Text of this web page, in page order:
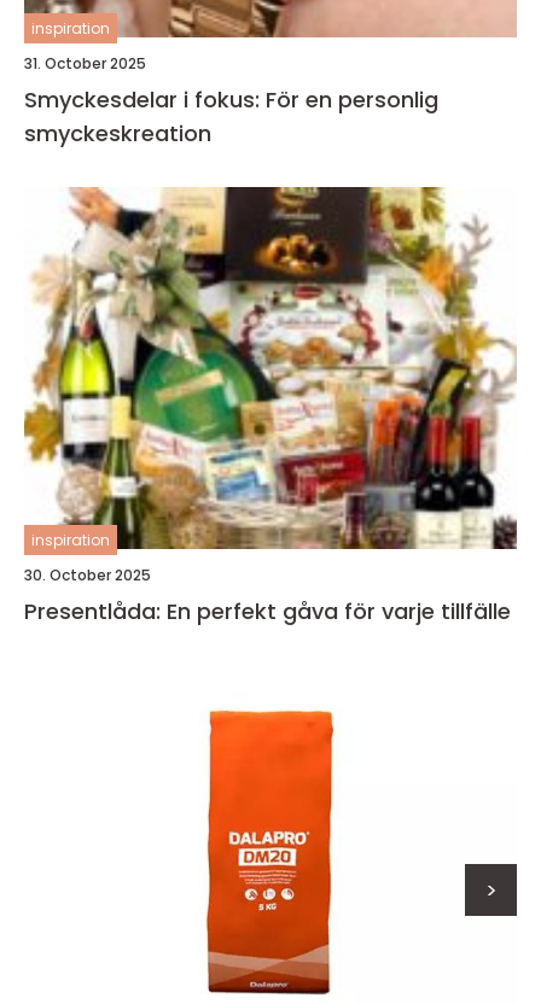
inspiration
31. October 2025
Smyckesdelar i fokus: För en personlig
smyckeskreation
inspiration
30. October 2025
Presentlåda: En perfekt gåva för varje tillfälle
>